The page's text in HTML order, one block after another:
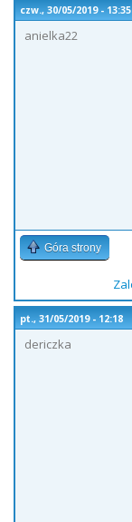
czw., 30/05/2019 - 13:35
anielka22
Góra strony
pt., 31/05/2019 - 12:18
dericzka